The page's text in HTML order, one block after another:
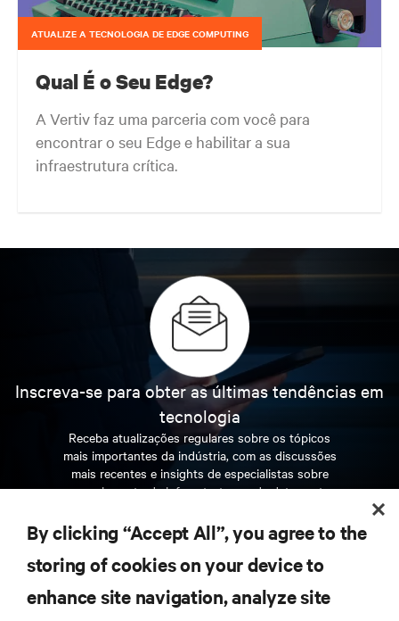
ATUALIZE A TECNOLOGIA DE EDGE COMPUTING
Qual É o Seu Edge?
A Vertiv faz uma parceria com você para
encontrar o seu Edge e habilitar a sua
infraestrutura crítica.
ritmo dessa evolução.
Inscreva-se para obter as últimas tendências em
tecnologia
Receba atualizações regulares sobre os tópicos
mais importantes da indústria, com as discussões
mais recentes e insights de especialistas sobre
gerenciamento de infraestrutura e de data center.
INSCREVA-SE AGORA
RECURSOS
By clicking “Accept All”, you agree to the
storing of cookies on your device to
enhance site navigation, analyze site